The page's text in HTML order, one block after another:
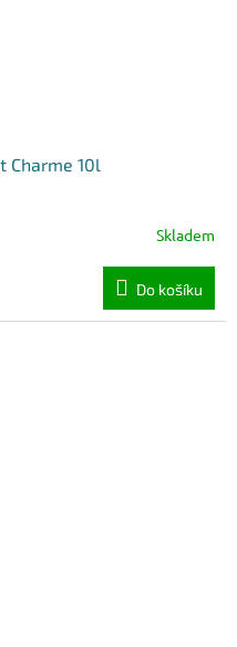
Charme 10l
Skladem
Do košíku